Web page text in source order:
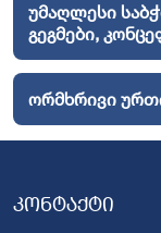
უმაღლესი
გეგმები,
ორმხრივი
კონტაქტი